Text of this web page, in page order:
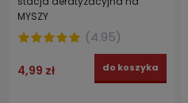
MYSZY
(4.95)
4,99 zł do koszyka